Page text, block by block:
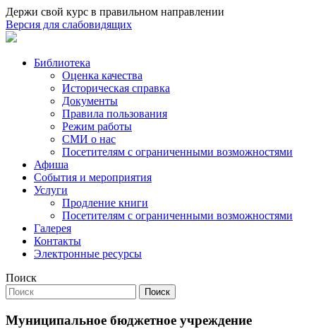
Держи свой курс в правильном направлении
Версия для слабовидящих
Библиотека
Оценка качества
Историческая справка
Документы
Правила пользования
Режим работы
СМИ о нас
Посетителям с ограниченными возможностями
Афиша
События и мероприятия
Услуги
Продление книги
Посетителям с ограниченными возможностями
Галерея
Контакты
Электронные ресурсы
Поиск
Поиск
Муниципальное бюджетное учреждение